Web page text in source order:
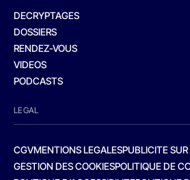
DECRYPTAGES
DOSSIERS
RENDEZ-VOUS
VIDEOS
PODCASTS
LEGAL
CGVMENTIONS LEGALESPUBLICITE
GESTION DES COOKIESPOLITIQUE DE